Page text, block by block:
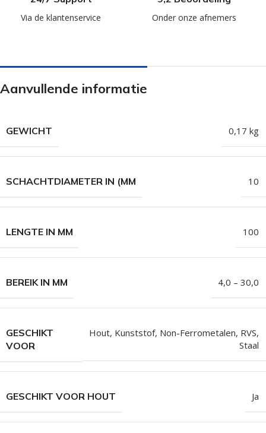
Via de klantenservice Onder onze afnemers
Aanvullende informatie
GEWICHT 0,17 kg
SCHACHTDIAMETER IN (MM 10
LENGTE IN MM 100
BEREIK IN MM 4,0 – 30,0
GESCHIKT
VOOR
Hout, Kunststof, Non-Ferrometalen, RVS,
Staal
GESCHIKT VOOR HOUT Ja